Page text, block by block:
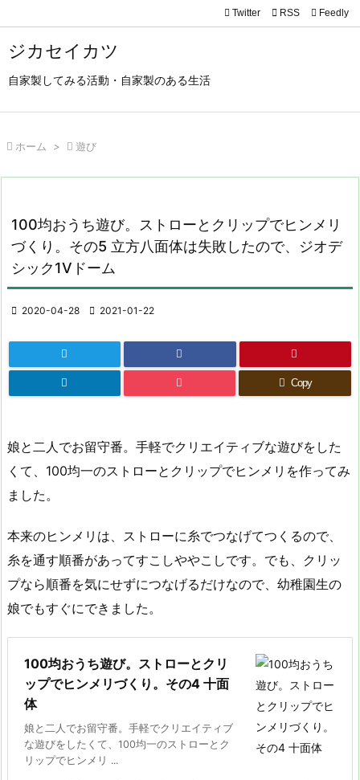
ジカセイカツ
自家製してみる活動・自家製のある生活


検索
Twitter  RSS Feedly
 ホーム >  遊び
100均おうち遊び。ストローとクリップでヒンメリ
づくり。その5 立方八面体は失敗したので、ジオデ
シック1Vドーム
 2020-04-28  2021-01-22
Copy
娘と二人でお留守番。手軽でクリエイティブな遊びをした
くて、100均一のストローとクリップでヒンメリを作ってみ
ました。
本来のヒンメリは、ストローに糸でつなげてつくるので、
糸を通す順番があってすこしややこしです。でも、クリッ
プなら順番を気にせずにつなげるだけなので、幼稚園生の
娘でもすぐにできました。
100均おうち遊び。ストローとクリ
ップでヒンメリづくり。その4 十面
体
娘と二人でお留守番。手軽でクリエイティブ
な遊びをしたくて、100均一のストローとク
リップでヒンメリ ...